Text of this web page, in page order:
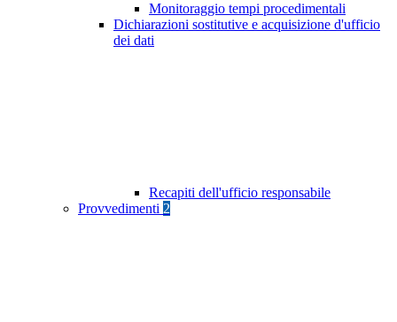
Monitoraggio tempi procedimentali
Dichiarazioni sostitutive e acquisizione d'ufficio
dei dati
Recapiti dell'ufficio responsabile
Provvedimenti 2